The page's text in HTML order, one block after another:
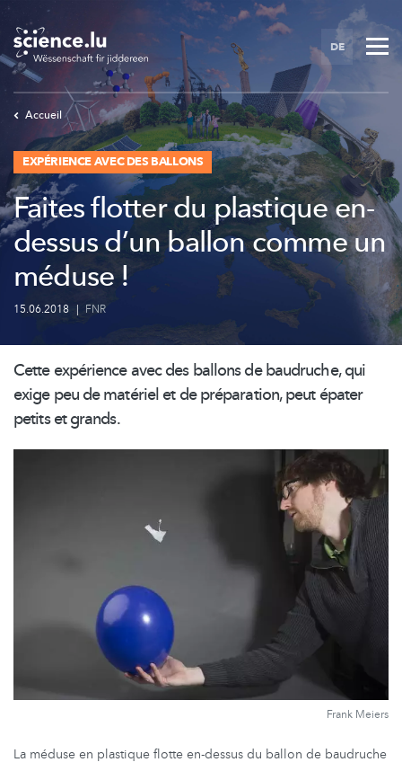
Skip
main
content
DE
Accueil
EXPÉRIENCE AVEC DES BALLONS
Faites flotter du plastique en-
dessus d’un ballon comme un
méduse !
15.06.2018 | FNR
Cette expérience avec des ballons de baudruche, qui
exige peu de matériel et de préparation, peut épater
petits et grands.
Frank Meiers
La méduse en plastique flotte en-dessus du ballon de baudruche